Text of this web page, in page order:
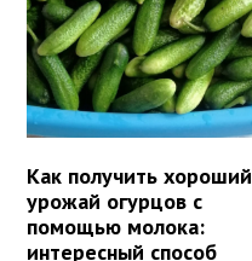
Как получить хороший
урожай огурцов с
помощью молока:
интересный способ